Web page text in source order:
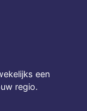
een
regio.